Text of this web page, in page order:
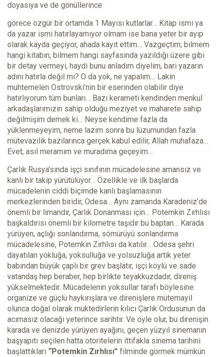
doyasıya ve de gönüllerince
görece özgür bir ortamda 1 Mayısı kutlarlar… Kitap ismi ya
da yazar ismi hatırlayamıyor olmam ise bana yeter bir ayıp
olarak kayda geçiyor, ahada kayıt ettim… Vazgeçtim; bilmem
hangi kitabın, bilmem hangi sayfasında yazıldığı üzere gibi
bir detay vermeyi, haydi bunu anladım diyelim, bari yazarın
adını hatırla değil mi? O da yok, ne yapalım… Lakin
muhtemelen Ostrovski’nin bir eserinden olabilir diye
hatırlıyorum tüm bunları… Bazı kerameti kendinden menkul
arkadaşlarımızın sahip olduğu meziyet ve maharete sahip
değilmişim demek ki… Neyse kendime fazla da
yüklenmeyeyim, neme lazım sonra bu lüzumundan fazla
mütevazilik bazılarınca gerçek kabul edilir, Allah muhafaza…
Evet, asıl meramım ve muradıma geçeyim…
Çarlık Rusya’sında işçi sınıfının mücadelesine amansız ve
kanlı bir takip yürütülüyor… Özellikle ve ilk başlarda
mücadelenin ciddi biçimde kanlı başlamasının
merkezlerinden biridir, Odesa… Aynı zamanda Karadeniz’de
önemli bir limandır, Çarlık Donanması için… Potemkin Zırhlısı
başkaldırısı önemli bir kilometre taşıdır bu baptan… Karada
yürüyen, açlığı sonlandırma, sömürüyü sonlandırma
mücadelesine, Potemkin Zırhlısı da katılır… Odesa şehri
dayatılan yokluğa, yoksulluğa ve yolsuzluğa artık yeter
babından büyük çaplı bir grev başlatır, işçi köylü ve sade
vatandaş hep beraber, hep birlikte teyakkuzdadır, direniş
yükselmektedir. Mücadelenin yoksullar tarafı böylesine
organize ve güçlü haykırışlara ve direnişlere mütemayil
olunca doğal olarak muktedirlerin kılıcı Çarlık Ordusunun da
acımasız olacağı yeterince sarihtir. Ve öyle olur, bu direnişin
karada ve denizde yürüyen ayağını, geçen yüzyıl sinemanın
başyapıtı seçilen hatta otoritelerin ittifakla sinema tarihini
başlattıkları “Potemkin Zırhlısı” filminde görmek mümkün